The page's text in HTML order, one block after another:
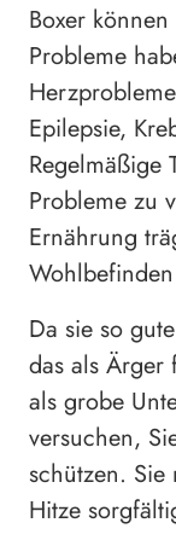
Boxer
Probleme
Epilepsie,
Regelmäßige
Probleme zu
Ernährung
Da sie so
das als Ärger
als grobe
versuchen,
schützen. Sie
Hitze